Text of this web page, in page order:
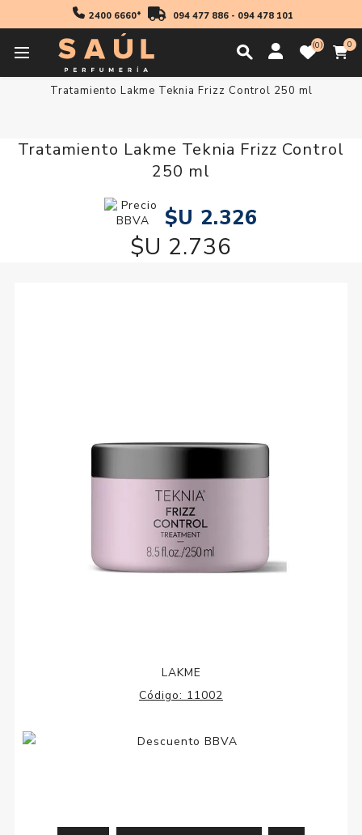
2400 6660* 094 477 886- 094 478 101
0 0
Inicio
Tratamiento Lakme Teknia Frizz Control 250 ml
Tratamiento Lakme Teknia Frizz Control
250 ml
$U 2.326
$U 2.736
LAKME
Código: 11002